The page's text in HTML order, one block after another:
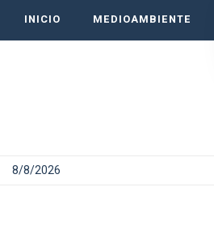
INICIO MEDIOAMBIENTE
8/8/2026